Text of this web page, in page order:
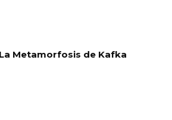
La Metamorfosis de Kafka